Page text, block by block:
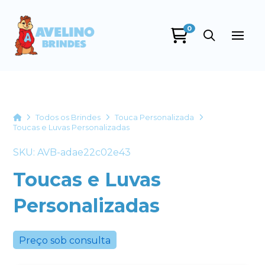
0
HomeTodos os Brindes
Touca Personalizada
Toucas e Luvas Personalizadas
SKU: AVB-adae22c02e43
Toucas e Luvas
Personalizadas
Preço sob consulta
+55